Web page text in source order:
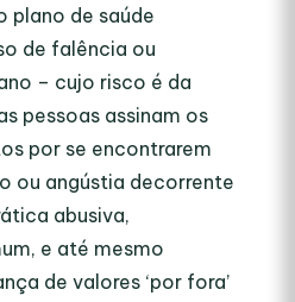
plano de saúde
de falência ou
– cujo risco é da
pessoas assinam os
por se encontrarem
ou angústia decorrente
abusiva,
e até mesmo
de valores ‘por fora’